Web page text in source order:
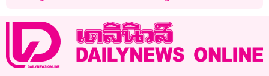
ดนตรีก็อาชีพที่ทำมาหากิน
ธรรมชาติ